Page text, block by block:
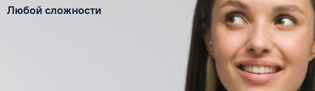
Любой сложности